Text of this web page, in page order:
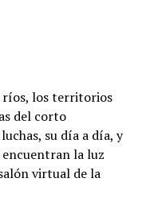
ríos, los territorios
del corto
su día a día, y
encuentran la luz
virtual de la